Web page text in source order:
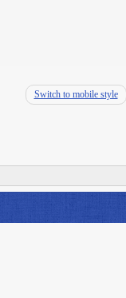
Switch to mobile style